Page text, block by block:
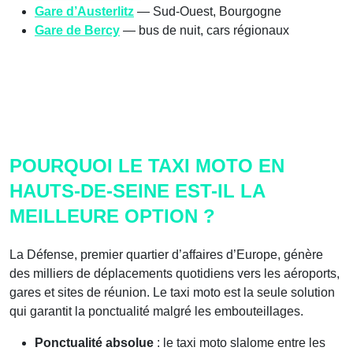
Gare d’Austerlitz — Sud-Ouest, Bourgogne
Gare de Bercy — bus de nuit, cars régionaux
POURQUOI LE TAXI MOTO EN
HAUTS-DE-SEINE EST-IL LA
MEILLEURE OPTION ?
La Défense, premier quartier d’affaires d’Europe, génère
des milliers de déplacements quotidiens vers les aéroports,
gares et sites de réunion. Le taxi moto est la seule solution
qui garantit la ponctualité malgré les embouteillages.
Ponctualité absolue : le taxi moto slalome entre les